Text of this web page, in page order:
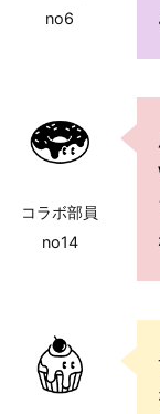
no6
コラボ部員
no14